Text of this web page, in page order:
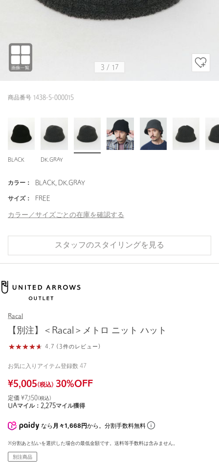
3 / 17
商品番号 1438-5-000015
BLACK DK.GRAY
カラー： BLACK, DK.GRAY
サイズ： FREE
カラー／サイズごとの在庫を確認する
スタッフのスタイリングを見る
Racal
【別注】＜Racal＞メトロ ニット ハット
4.7 (3件のレビュー)
お気に入りアイテム登録数 47
¥5,005(税込) 30%OFF
定価 ¥7,150(税込)
UAマイル： 2,275マイル獲得
なら 月々1,668円から。分割手数料無料
※分割あと払いを選択した場合の最低金額です。送料等手数料は含みません。
別注商品
BLACK
DK.GRAY / FREE